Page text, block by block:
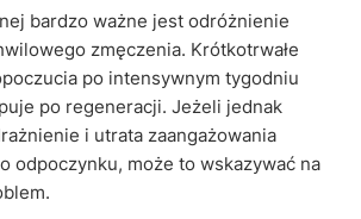
bardzo ważne jest odróżnienie
zmęczenia. Krótkotrwałe
po intensywnym tygodniu
po regeneracji. Jeżeli jednak
i utrata zaangażowania
odpoczynku, może to wskazywać na